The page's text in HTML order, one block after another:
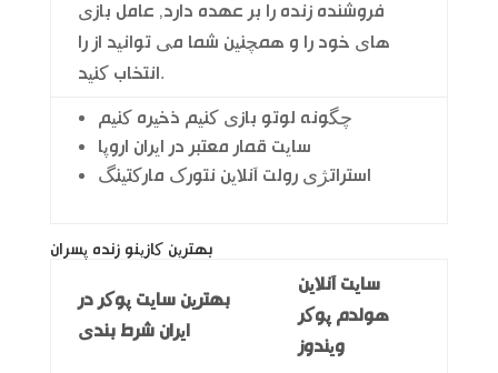
فروشنده زنده را بر عهده دارد, عامل بازی
های خود را و همچنین شما می توانید از را
انتخاب کنید.
چگونه لوتو بازی کنیم ذخیره کنیم
سایت قمار معتبر در ایران اروپا
استراتژی رولت آنلاین نتورک مارکتینگ
بهترین کازینو زنده پسران
بهترین سایت پوکر در
ایران شرط بندی
سایت آنلاین
هولدم پوکر
ویندوز